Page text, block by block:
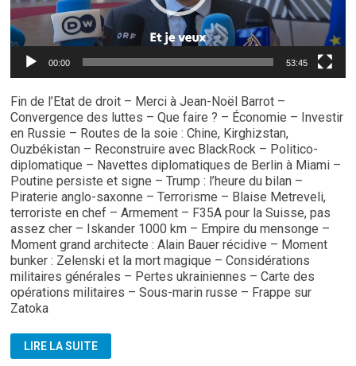
00:00 53:45
Fin de l’Etat de droit – Merci à Jean-Noël Barrot –
Convergence des luttes – Que faire ? – Économie – Investir
en Russie – Routes de la soie : Chine, Kirghizstan,
Ouzbékistan – Reconstruire avec BlackRock – Politico-
diplomatique – Navettes diplomatiques de Berlin à Miami –
Poutine persiste et signe – Trump : l’heure du bilan –
Piraterie anglo-saxonne – Terrorisme – Blaise Metreveli,
terroriste en chef – Armement – F35A pour la Suisse, pas
assez cher – Iskander 1000 km – Empire du mensonge –
Moment grand architecte : Alain Bauer récidive – Moment
bunker : Zelenski et la mort magique – Considérations
militaires générales – Pertes ukrainiennes – Carte des
opérations militaires – Sous-marin russe – Frappe sur
Zatoka
STRATPOL:
BULLETIN
LIRE LA SUITE